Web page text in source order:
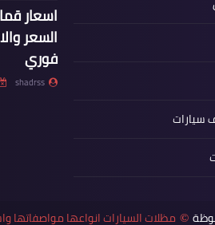
سيارات
اسعار
السعر
فوري
shadrss
© مظلات السيارات انواعها